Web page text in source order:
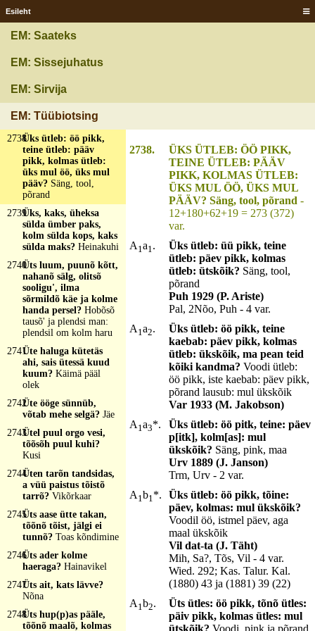
Esileht
EM: Saateks
EM: Sissejuhatus
EM: Sirvija
EM: Tüübiotsing
võõramaade rahva
viis, ei ole jälgi näha
tal, et ta on käinud
Laevamast
teine ütleb: talv pikk,
kolmas ütleb: üks mul
kõik? Vanker, regi,
hobune
2738Üks ütleb: öö pikk,
teine ütleb: pääv
pikk, kolmas ütleb:
üks mul öö, üks mul
pääv? Säng, tool,
põrand
2739Üks, kaks, üheksa
sülda ümber paks,
kolm sülda kops, kaks
sülda maks? Heinakuhi
2740Üts luum, puunõ kõtt,
nahanõ sälg, olitsõ
sooligu', ilma
sõrmildõ käe ja kolme
handa persel? Hobõsõ
tausõ' ja plendsi man:
plendsil om kolm haru
2741Üte haluga kütetäs
ahi, sais ütessä kuud
kuum? Käimä pääl
olek
2742Üte ööge sünnüb,
võtab mehe selgä? Jäe
2743Ütel puul orgo vesi,
tõõsõh puul kuhi?
Kusi
2744Üten tarõn tandsidas,
a vüü paistus tõistõ
tarrõ? Vikõrkaar
2745Üts aase ütte takan,
tõõnõ tõist, jälgi ei
tunnõ? Toas kõndimine
2746Üts ader kolme
haeraga? Hainavikel
2747Üts ait, kats lävve?
Nõna
2748Üts hup(p)as pääle,
tõõnõ maalõ, kolmas
2738.
ÜKS ÜTLEB: ÖÖ PIKK,
TEINE ÜTLEB: PÄÄV
PIKK, KOLMAS ÜTLEB:
ÜKS MUL ÖÖ, ÜKS MUL
PÄÄV? Säng, tool, põrand -
12+180+62+19 = 273 (372)
var.
A 1a1.
Üks ütleb: üü pikk, teine
ütleb: päev pikk, kolmas
ütleb: ütskõik? Säng, tool,
põrand
Puh 1929 (P. Ariste)
Pal, 2Nõo, Puh - 4 var.
A 1a2.
Üks ütleb: öö pikk, teine
kaebab: päev pikk, kolmas
ütleb: ükskõik, ma pean teid
kõiki kandma?Voodi ütleb:
öö pikk, iste kaebab: päev pikk,
põrand lausub: mul ükskõik
Var 1933 (M. Jakobson)
A 1a3*.
Üks ütleb: öö pitk, teine: päev
p[itk], kolm[as]: mul
ükskõik? Säng, pink, maa
Urv 1889 (J. Janson)
Trm, Urv - 2 var.
A 1b1*.
Üks ütleb: öö pikk, tõine:
päev, kolmas: mul ükskõik?
Voodil öö, istmel päev, aga
maal ükskõik
Vil dat-ta (J. Täht)
Mih, Sa?, Tõs, Vil - 4 var.
Wied. 292; Kas. Talur. Kal.
(1880) 43 ja (1881) 39 (22)
A 1b2.
Üts ütles: öö pikk, tõnõ ütles:
päiv pikk, kolmas ütles: mul
ütskõik?Voodi, pink ja põrand